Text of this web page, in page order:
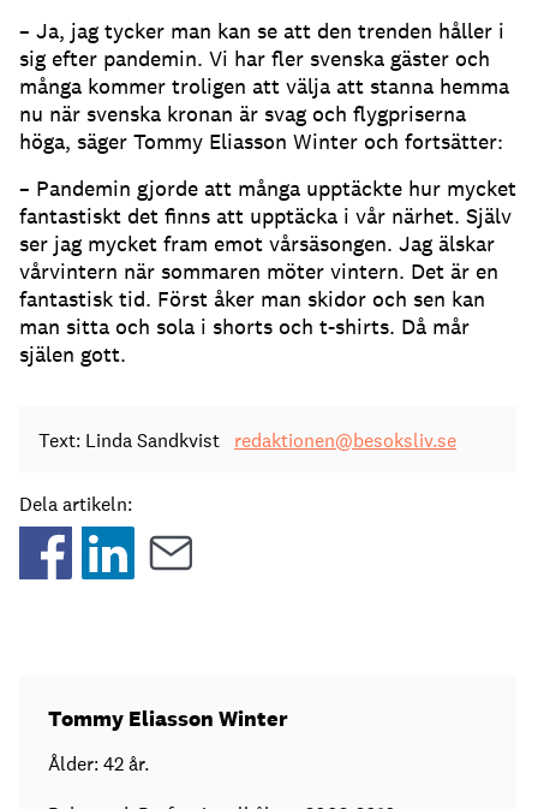
– Ja, jag tycker man kan se att den trenden håller i
sig efter pandemin. Vi har fler svenska gäster och
många kommer troligen att välja att stanna hemma
nu när svenska kronan är svag och flygpriserna
höga, säger Tommy Eliasson Winter och fortsätter:
– Pandemin gjorde att många upptäckte hur mycket
fantastiskt det finns att upptäcka i vår närhet. Själv
ser jag mycket fram emot vårsäsongen. Jag älskar
vårvintern när sommaren möter vintern. Det är en
fantastisk tid. Först åker man skidor och sen kan
man sitta och sola i shorts och t-shirts. Då mår
själen gott.
Text: Linda Sandkvist redaktionen@besoksliv.se
Dela artikeln:
Tommy Eliasson Winter
Ålder: 42 år.